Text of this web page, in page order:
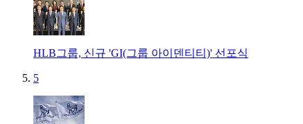
HLB그룹, 신규 'GI(그룹 아이덴티티)' 선포식
5